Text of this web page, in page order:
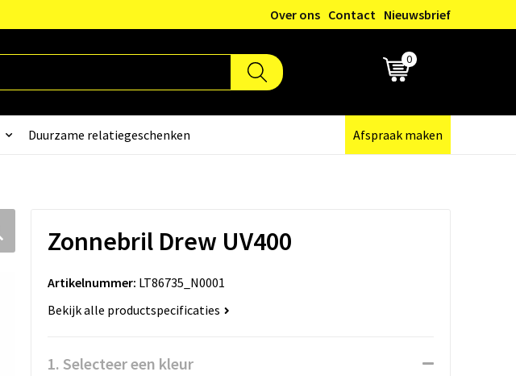
Over ons Contact Nieuwsbrief
0
Duurzame relatiegeschenken Afspraak maken
Zonnebril Drew UV400
Artikelnummer: LT86735_N0001
Bekijk alle productspecificaties
1. Selecteer een kleur